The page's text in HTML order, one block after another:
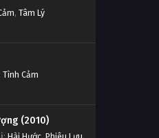
, Tâm Lý
Tình Cảm
(2010)